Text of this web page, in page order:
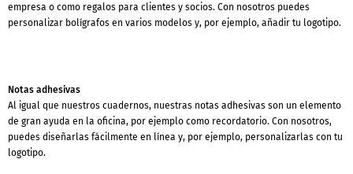
empresa o como regalos para clientes y socios. Con nosotros puedes
personalizar bolígrafos en varios modelos y, por ejemplo, añadir tu logotipo.
Notas adhesivas
Al igual que nuestros cuadernos, nuestras notas adhesivas son un elemento
de gran ayuda en la oficina, por ejemplo como recordatorio. Con nosotros,
puedes diseñarlas fácilmente en línea y, por ejemplo, personalizarlas con tu
logotipo.